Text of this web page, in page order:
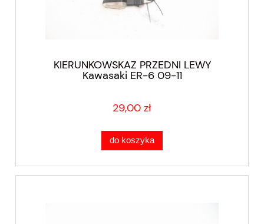
KIERUNKOWSKAZ PRZEDNI LEWY
Kawasaki ER-6 09-11
29,00 zł
do koszyka